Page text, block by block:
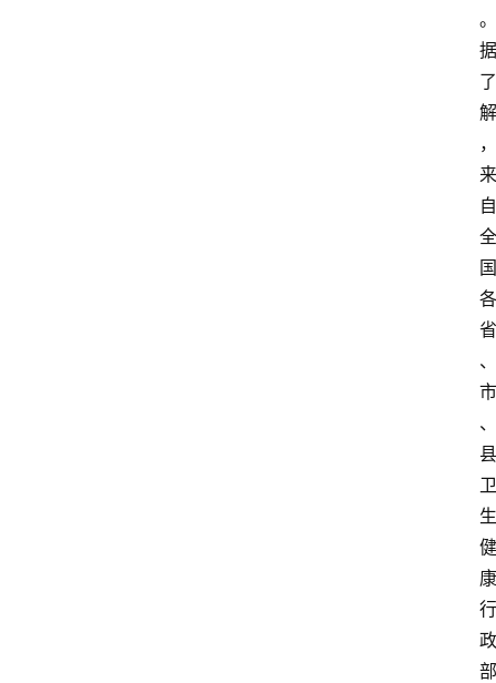
。
据
了
解
，
来
自
全
国
各
省
、
市
、
县
卫
生
健
康
行
政
部